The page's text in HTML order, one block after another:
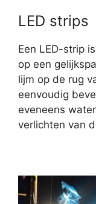
LED strips
Een LED-strip
op een
lijm op de rug
eenvoudig
eveneens
verlichten van